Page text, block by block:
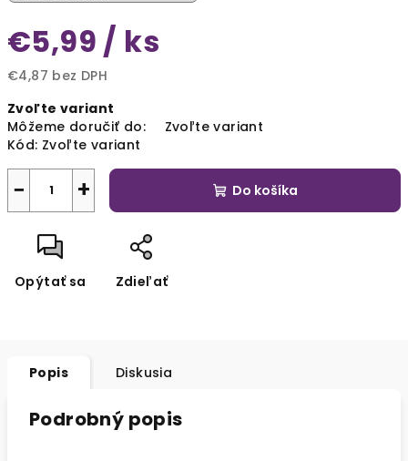
€5,99 / ks
€4,87 bez DPH
cena:
Zvoľte variant
Môžeme doručiť do:
Zvoľte variant
Kód: Zvoľte variant
+
− Do košíka
Opýtať sa Zdieľať
Popis Diskusia
Podrobný popis